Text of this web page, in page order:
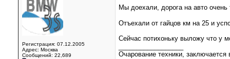
Регистрация: 07.12.2005
Адрес: Москва
Сообщений: 22,689
Мы доехали, дорога на авто
Отъехали от гайцов км на 25 и
Сейчас потихоньку выложу что у
Очарование техники, заключается